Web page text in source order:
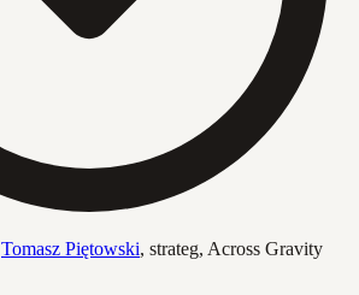
Tomasz Piętowski, strateg, Across Gravity